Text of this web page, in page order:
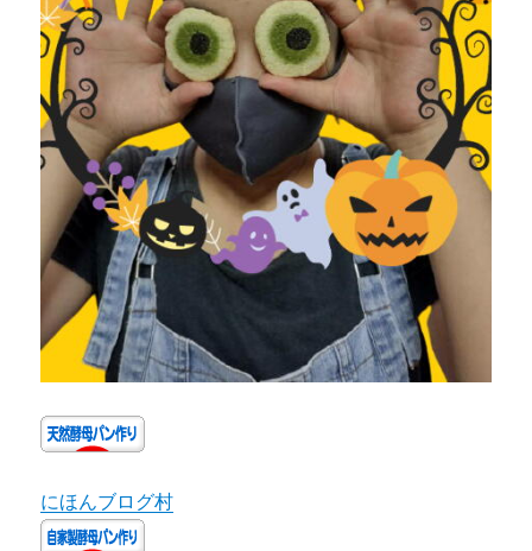
にほんブログ村